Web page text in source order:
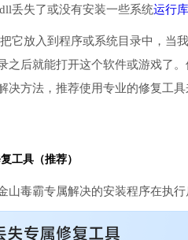
丢失了或没有安装一些系统运行库
它放入到程序或系统目录中，当
之后就能打开这个软件或游戏了
方法，推荐使用专业的修复工具
工具（推荐）
山毒霸专属解决的安装程序在执